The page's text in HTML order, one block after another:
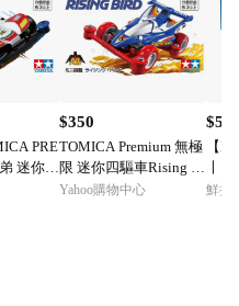
PRE
迷你四
Sa
$350
TOMICA Premium 無極
限 迷你四驅車Rising Bi
rd TM99554
Yahoo購物中心
【
地四
鮮拾